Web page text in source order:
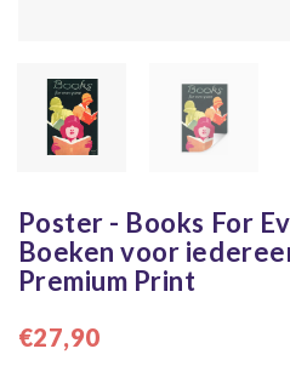
Poster - Books For
Boeken voor
Premium Print
€27,90